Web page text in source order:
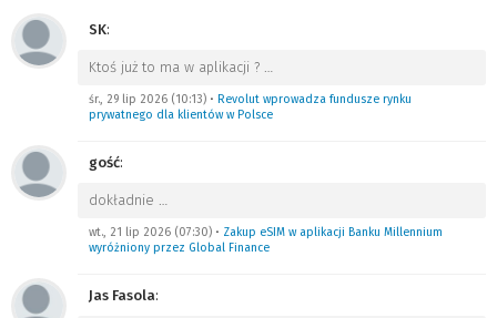
SK:
Ktoś już to ma w aplikacji ? …
śr., 29 lip 2026 (10:13) • Revolut wprowadza fundusze rynku
prywatnego dla klientów w Polsce
gość:
dokładnie …
wt., 21 lip 2026 (07:30) • Zakup eSIM w aplikacji Banku Millennium
wyróżniony przez Global Finance
Jas Fasola: